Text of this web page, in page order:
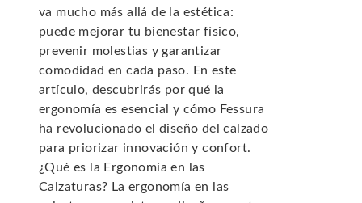
va mucho más allá de la estética:
puede mejorar tu bienestar físico,
prevenir molestias y garantizar
comodidad en cada paso. En este
artículo, descubrirás por qué la
ergonomía es esencial y cómo Fessura
ha revolucionado el diseño del calzado
para priorizar innovación y confort.
¿Qué es la Ergonomía en las
Calzaturas? La ergonomía en las